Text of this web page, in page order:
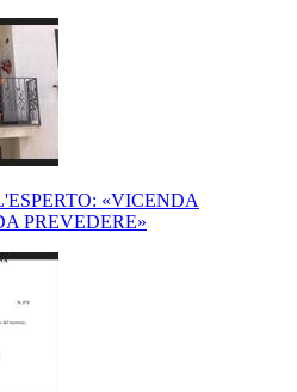
«VICENDA
PREVEDERE»